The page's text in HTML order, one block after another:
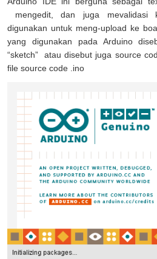
mengedit, dan juga mevalidasi
digunakan untuk meng-upload ke
yang digunakan pada Arduino
“sketch” atau disebut juga source
file source code .ino